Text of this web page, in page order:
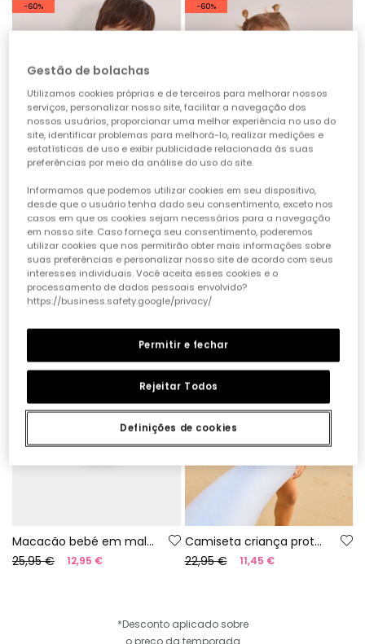
-60%
Camiseta bebé algodão listado
15,95 € 7,95 € 6,35 €
-60%
Camiseta bebé algodão riscas
15,95 € 7,95 € 6,35 €
-50%
Macacão bebé em malha às riscas fio 100% reciclado | Limited Edition
25,95 €
12,95 €
-50%
Camiseta criança proteção solar estampada UPF50+
22,95 €
11,45 €
*Desconto aplicado sobre
Gestão de bolachas
Utilizamos cookies próprias e de terceiros para melhorar nossos
serviços, personalizar nosso site, facilitar a navegação dos
nossos usuários, proporcionar uma melhor experiência no uso do
site, identificar problemas para melhorá-lo, realizar medições e
estatísticas de uso e exibir publicidade relacionada às suas
preferências por meio da análise do uso do site.
Informamos que podemos utilizar cookies em seu dispositivo,
desde que o usuário tenha dado seu consentimento, exceto nos
casos em que os cookies sejam necessários para a navegação
em nosso site. Caso forneça seu consentimento, poderemos
utilizar cookies que nos permitirão obter mais informações sobre
suas preferências e personalizar nosso site de acordo com seus
interesses individuais. Você aceita esses cookies e o
processamento de dados pessoais envolvido?
https://business.safety.google/privacy/
Definições de cookies
Rejeitar Todos
Permitir e fechar